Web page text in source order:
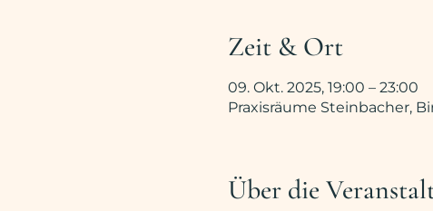
Zeit & Ort
09. Okt. 2025, 19:00 – 23:00
Praxisräume Steinbacher,
Über die